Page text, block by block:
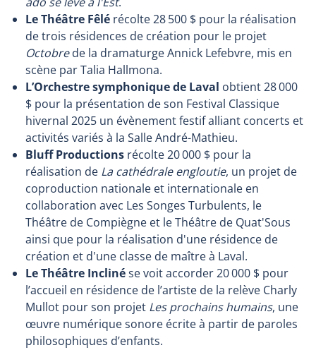
Le Théâtre Fêlé récolte 28 500 $ pour la réalisation
de trois résidences de création pour le projet
Octobrede la dramaturge Annick Lefebvre, mis en
scène par Talia Hallmona.
L’Orchestre symphonique de Laval obtient 28 000
$ pour la présentation de son Festival Classique
hivernal 2025 un évènement festif alliant concerts et
activités variés à la Salle André-Mathieu.
Bluff Productions récolte 20 000 $ pour la
réalisation de La cathédrale engloutie, un projet de
coproduction nationale et internationale en
collaboration avec Les Songes Turbulents, le
Théâtre de Compiègne et le Théâtre de Quat'Sous
ainsi que pour la réalisation d'une résidence de
création et d'une classe de maître à Laval.
Le Théâtre Inclinése voit accorder 20 000 $ pour
l’accueil en résidence de l’artiste de la relève Charly
Mullot pour son projet Les prochains humains, une
œuvre numérique sonore écrite à partir de paroles
philosophiques d’enfants.